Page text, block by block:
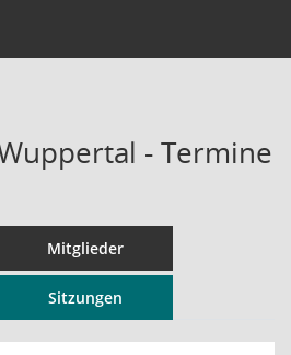
- Termine
Mitglieder
Sitzungen